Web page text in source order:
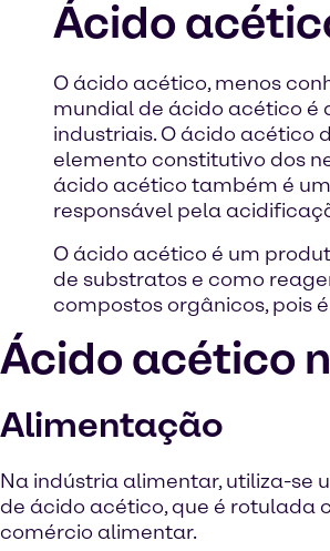
Ácido
O ácido acético, menos
mundial de ácido acético é
industriais. O ácido acético
elemento constitutivo dos
ácido acético também é
responsável pela
O ácido acético é um
de substratos e como
compostos orgânicos, pois
Ácido acético
Alimentação
Na indústria alimentar, utiliza-se
de ácido acético, que é rotulada
comércio alimentar.